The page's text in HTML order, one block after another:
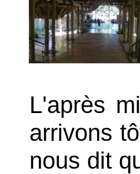
L'après
arrivons
nous dit